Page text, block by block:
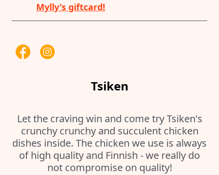
Mylly's giftcard!
Tsiken
Let the craving win and come try Tsiken's
crunchy crunchy and succulent chicken
dishes inside. The chicken we use is always
of high quality and Finnish - we really do
not compromise on quality!